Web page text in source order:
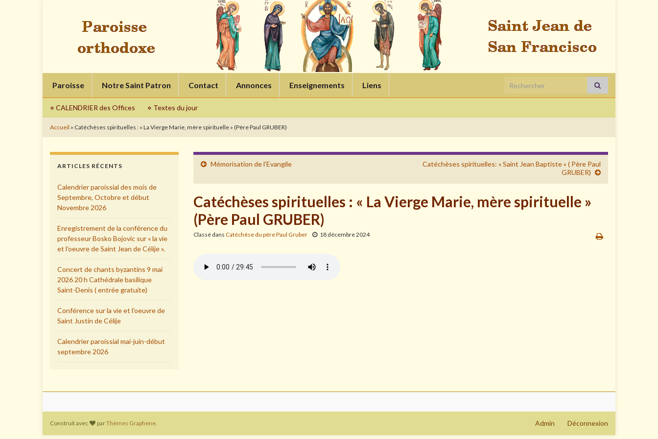
Paroisse Notre Saint Patron Contact Annonces Enseignements Liens Search for:
⋄ CALENDRIER des Offices ⋄ Textes du jour
Accueil » Catéchèses spirituelles : « La Vierge Marie, mère spirituelle » (Père Paul GRUBER)
Mémorisation de l’Evangile
Catéchèses spirituelles: « Saint Jean Baptiste » ( Père Paul
GRUBER)
Catéchèses spirituelles : « La Vierge Marie, mère spirituelle »
(Père Paul GRUBER)
Classé dans Catéchèse du père Paul Gruber 18 décembre 2024
ARTICLES RÉCENTS
Calendrier paroissial des mois de
Septembre, Octobre et début
Novembre 2026
Enregistrement de la conférence du
professeur Bosko Bojovic sur « la vie
et l’oeuvre de Saint Jean de Célije ».
Concert de chants byzantins 9 mai
2026 20 h Cathédrale basilique
Saint-Denis ( entrée gratuite)
Conférence sur la vie et l’oeuvre de
Saint Justin de Célije
Calendrier paroissial mai-juin-début
septembre 2026
Admin Déconnexion
Construit avec parThèmes Graphene.